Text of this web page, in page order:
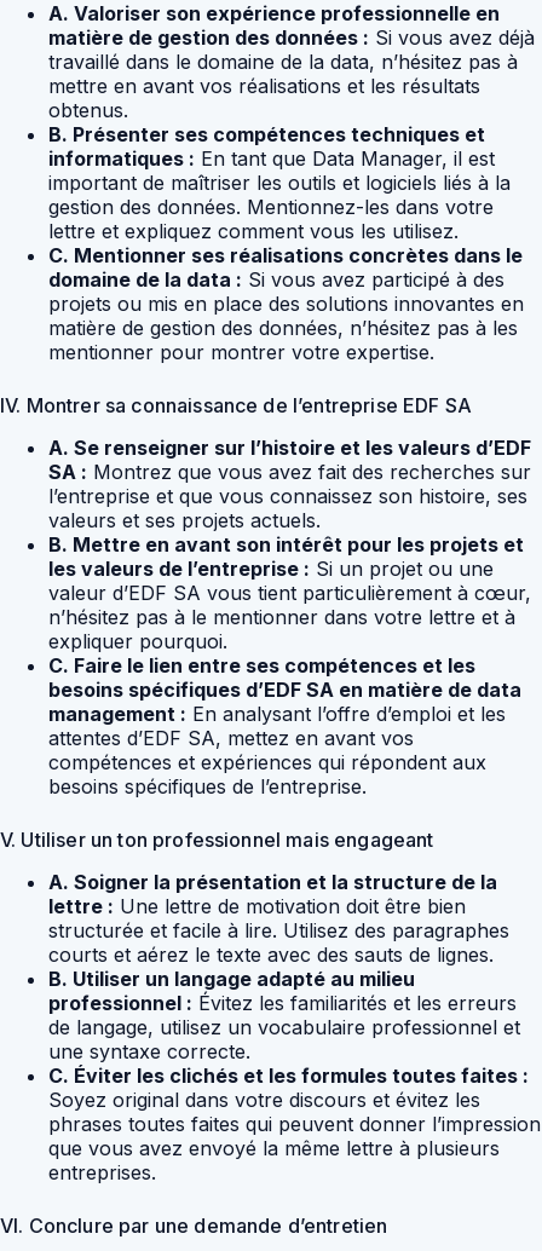
A. Valoriser son expérience professionnelle en
matière de gestion des données : Si vous avez déjà
travaillé dans le domaine de la data, n’hésitez pas à
mettre en avant vos réalisations et les résultats
obtenus.
B. Présenter ses compétences techniques et
informatiques : En tant que Data Manager, il est
important de maîtriser les outils et logiciels liés à la
gestion des données. Mentionnez-les dans votre
lettre et expliquez comment vous les utilisez.
C. Mentionner ses réalisations concrètes dans le
domaine de la data : Si vous avez participé à des
projets ou mis en place des solutions innovantes en
matière de gestion des données, n’hésitez pas à les
mentionner pour montrer votre expertise.
IV. Montrer sa connaissance de l’entreprise EDF SA
A. Se renseigner sur l’histoire et les valeurs d’EDF
SA : Montrez que vous avez fait des recherches sur
l’entreprise et que vous connaissez son histoire, ses
valeurs et ses projets actuels.
B. Mettre en avant son intérêt pour les projets et
les valeurs de l’entreprise : Si un projet ou une
valeur d’EDF SA vous tient particulièrement à cœur,
n’hésitez pas à le mentionner dans votre lettre et à
expliquer pourquoi.
C. Faire le lien entre ses compétences et les
besoins spécifiques d’EDF SA en matière de data
management : En analysant l’offre d’emploi et les
attentes d’EDF SA, mettez en avant vos
compétences et expériences qui répondent aux
besoins spécifiques de l’entreprise.
V. Utiliser un ton professionnel mais engageant
A. Soigner la présentation et la structure de la
lettre : Une lettre de motivation doit être bien
structurée et facile à lire. Utilisez des paragraphes
courts et aérez le texte avec des sauts de lignes.
B. Utiliser un langage adapté au milieu
professionnel : Évitez les familiarités et les erreurs
de langage, utilisez un vocabulaire professionnel et
une syntaxe correcte.
C. Éviter les clichés et les formules toutes faites :
Soyez original dans votre discours et évitez les
phrases toutes faites qui peuvent donner l’impression
que vous avez envoyé la même lettre à plusieurs
entreprises.
VI. Conclure par une demande d’entretien